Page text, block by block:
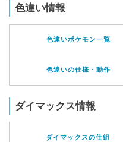
色違い情報
色違いポケモン一覧
色違いの仕様・動作
ダイマックス情報
ダイマックスの仕組